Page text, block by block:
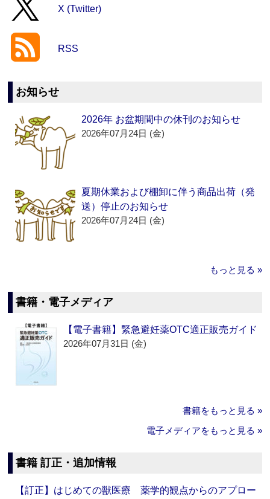
X (Twitter)
RSS
お知らせ
2026年 お盆期間中の休刊のお知らせ
2026年07月24日 (金)
夏期休業および棚卸に伴う商品出荷（発
送）停止のお知らせ
2026年07月24日 (金)
もっと見る »
書籍・電子メディア
【電子書籍】緊急避妊薬OTC適正販売ガイド
2026年07月31日 (金)
書籍をもっと見る »
電子メディアをもっと見る »
書籍 訂正・追加情報
【訂正】はじめての獣医療 薬学的観点からのアプロー